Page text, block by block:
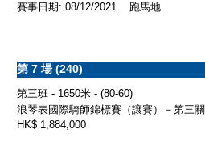
賽事日期: 08/12/2021 跑馬地
第 7 場 (240)
第三班 - 1650米 - (80-60)
浪琴表國際騎師錦標賽（讓賽）－第三關
HK$ 1,884,000